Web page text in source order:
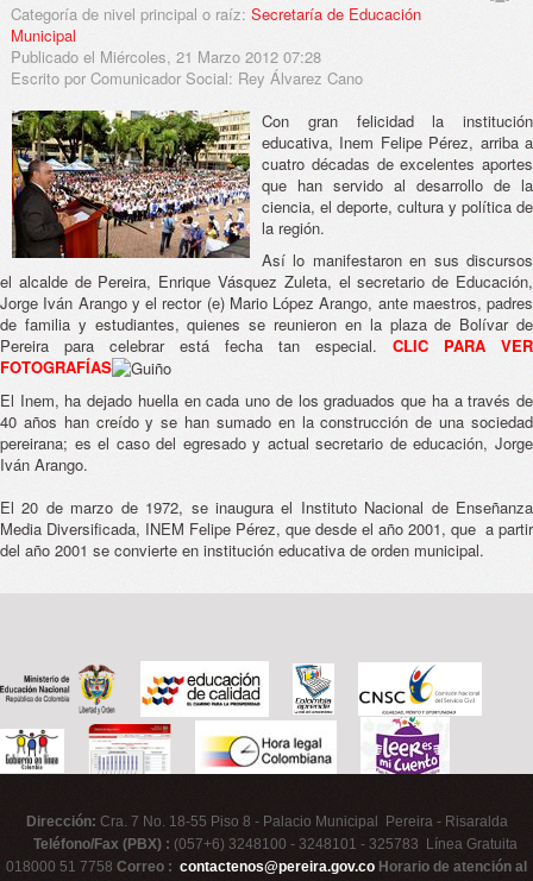
Categoría de nivel principal o raíz: Secretaría de Educación
Municipal
Publicado el Miércoles, 21 Marzo 2012 07:28
Escrito por Comunicador Social: Rey Álvarez Cano
Con gran felicidad la institución
educativa, Inem Felipe Pérez, arriba a
cuatro décadas de excelentes aportes
que han servido al desarrollo de la
ciencia, el deporte, cultura y política de
la región.
Así lo manifestaron en sus discursos
el alcalde de Pereira, Enrique Vásquez Zuleta, el secretario de Educación,
Jorge Iván Arango y el rector (e) Mario López Arango, ante maestros, padres
de familia y estudiantes, quienes se reunieron en la plaza de Bolívar de
Pereira para celebrar está fecha tan especial. CLIC PARA VER
FOTOGRAFÍAS
El Inem, ha dejado huella en cada uno de los graduados que ha a través de
40 años han creído y se han sumado en la construcción de una sociedad
pereirana; es el caso del egresado y actual secretario de educación, Jorge
Iván Arango.
El 20 de marzo de 1972, se inaugura el Instituto Nacional de Enseñanza
Media Diversificada, INEM Felipe Pérez, que desde el año 2001, que a partir
del año 2001 se convierte en institución educativa de orden municipal.
Dirección: Cra. 7 No. 18-55 Piso 8 - Palacio Municipal Pereira - Risaralda
Teléfono/Fax (PBX) : (057+6) 3248100 - 3248101 - 325783 Línea Gratuita
018000 51 7758 Correo : contactenos@pereira.gov.co Horario de atención al